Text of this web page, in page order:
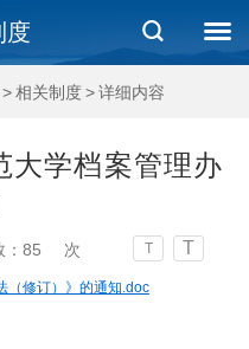
度
>相关制度>详细内容
大学档案管理办
85 次 T T
（修订）》的通知.doc